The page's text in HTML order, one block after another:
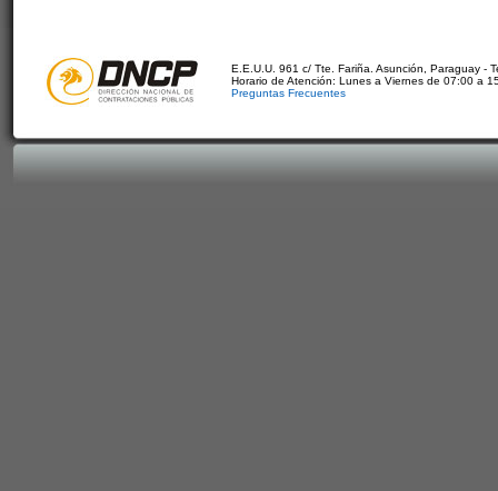
E.E.U.U. 961 c/ Tte. Fariña. Asunción, Paraguay -
Horario de Atención: Lunes a Viernes de 07:00 a
Preguntas Frecuentes